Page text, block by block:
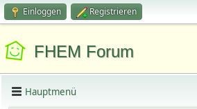
Einloggen Registrieren
FHEM Forum
Hauptmenü